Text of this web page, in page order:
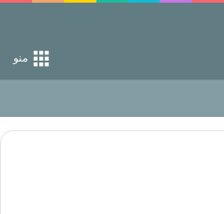
منو
وکناره‌گیری از راه خداست‌!